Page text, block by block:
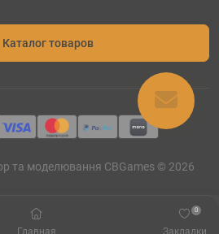
Главная Закладки
0
Каталог товаров
та моделювання CBGames © 2026